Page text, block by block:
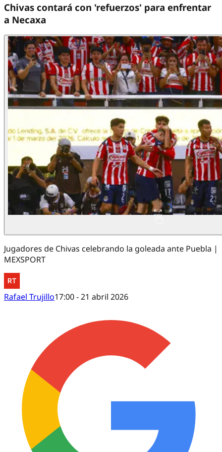
Chivas contará con 'refuerzos' para enfrentar
a Necaxa
Jugadores de Chivas celebrando la goleada ante Puebla |
MEXSPORT
Rafael Trujillo17:00 - 21 abril 2026